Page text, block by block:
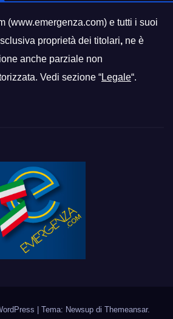
(www.emergenza.com) e tutti i suoi
proprietà dei titolari, ne è
anche parziale non
Vedi sezione “Legale“.
Tema: Newsup di Themeansar.